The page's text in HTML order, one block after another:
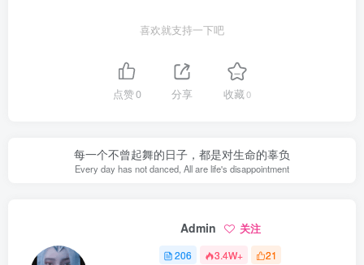
喜欢就支持一下吧
点赞0 分享 收藏0
每一个不曾起舞的日子，都是对生命的辜负
Every day has not danced, All are life's disappointment
Admin 关注
206 3.4W+ 21